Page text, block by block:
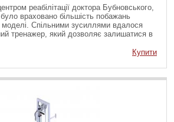
реабілітації доктора Бубновського,
враховано більшість побажань
моделі. Спільними зусиллями вдалося
тренажер, який дозволяє залишатися в
можливостях.
Купити